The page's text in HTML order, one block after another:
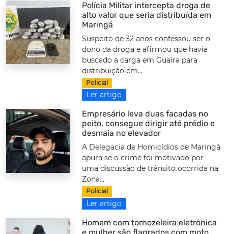
Polícia Militar intercepta droga de
alto valor que seria distribuída em
Maringá
Suspeito de 32 anos confessou ser o
dono da droga e afirmou que havia
buscado a carga em Guaíra para
distribuição em...
Policial
Ler artigo
Empresário leva duas facadas no
peito, consegue dirigir até prédio e
desmaia no elevador
A Delegacia de Homicídios de Maringá
apura se o crime foi motivado por
uma discussão de trânsito ocorrida na
Zona...
Policial
Ler artigo
Homem com tornozeleira eletrônica
e mulher são flagrados com moto